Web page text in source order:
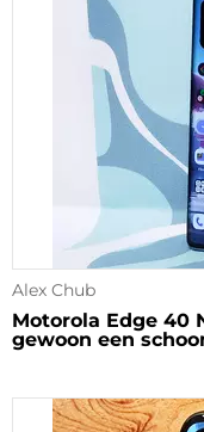
Alex Chub
Motorola Edge 40
gewoon een